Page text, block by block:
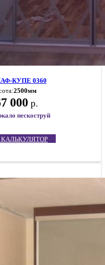
КУПЕ 0360
2500мм
000 р.
пескоструй
КАЛЬКУЛЯТОР